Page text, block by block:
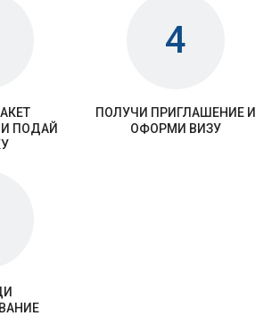
ПОДАЙ
4
ПОЛУЧИ ПРИГЛАШЕНИЕ И
ОФОРМИ ВИЗУ